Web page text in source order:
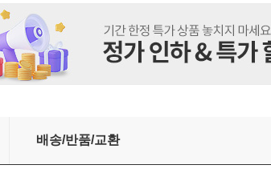
배송/반품/교환